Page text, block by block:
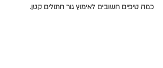
כמה טיפים חשובים לאימוץ גור חתולים קטן.